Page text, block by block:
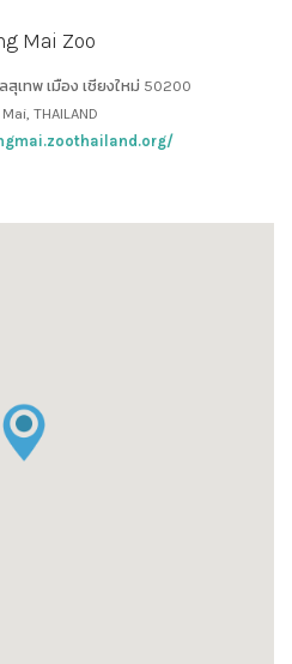
Mai Zoo
เทพ เมือง เชียงใหม่ 50200
THAILAND